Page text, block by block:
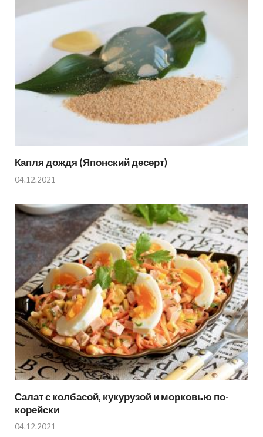
Капля дождя (Японский десерт)
04.12.2021
Салат с колбасой, кукурузой и морковью по-
корейски
04.12.2021